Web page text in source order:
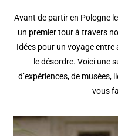
Avant de partir en Pologne
un premier tour à travers
Idées pour un voyage entre
le désordre. Voici une
d’expériences, de
vous